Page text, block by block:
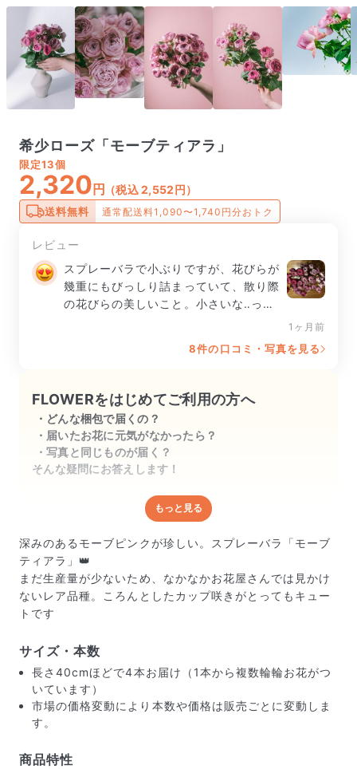
希少ローズ「モーブティアラ」
限定13個
2,320 円 （税込 2,552円）
送料無料 通常配送料1,090〜1,740円分おトク
レビュー
スプレーバラで小ぶりですが、花びらが
幾重にもびっしり詰まっていて、散り際
の花びらの美しいこと。小さいな‥って
1ヶ月前
8件の口コミ・写真を見る
FLOWERをはじめてご利用の方へ
どんな梱包で届くの？
届いたお花に元気がなかったら？
写真と同じものが届く？
そんな疑問にお答えします！
どんな梱包で届くの？
出荷前に水揚げ（花が水を吸いやすくなる処理）を施
し、専用ボックスに丁寧に梱包してお届けしています。
きゅっとまとめられて一見窮屈そうに見えますが、輸送
中の衝撃による折れや擦れを軽減する効果があります。
もっと見る
深みのあるモーブピンクが珍しい。スプレーバラ「モーブ
ティアラ」👑
まだ生産量が少ないため、なかなかお花屋さんでは見かけ
ないレア品種。ころんとしたカップ咲きがとってもキュー
トです
サイズ・本数
長さ40cmほどで4本お届け（1本から複数輪輪お花がつ
いています）
市場の価格変動により本数や価格は販売ごとに変動しま
す。
商品特性